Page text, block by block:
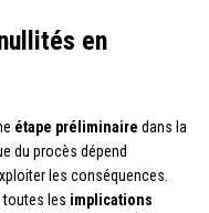
en
étape préliminaire dans la
du procès dépend
les conséquences.
toutes les implications